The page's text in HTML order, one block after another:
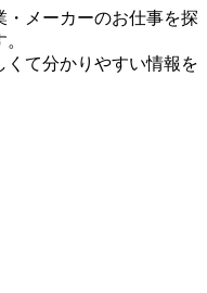
・メーカーのお仕事を探
くて分かりやすい情報を